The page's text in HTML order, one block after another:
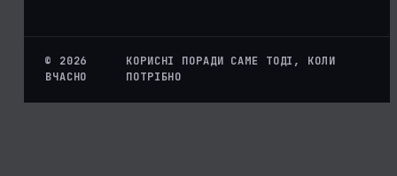
© 2026
ВЧАСНО
КОРИСНІ ПОРАДИ САМЕ ТОДІ, КОЛИ
ПОТРІБНО